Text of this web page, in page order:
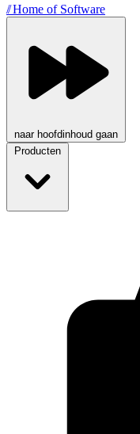
//Home of Software
naar hoofdinhoud gaan
Producten